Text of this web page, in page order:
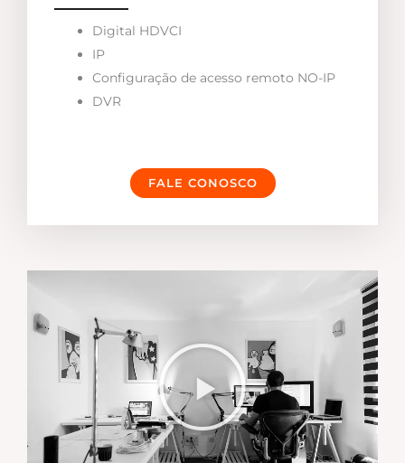
Digital HDVCI
IP
Configuração de acesso remoto NO-IP
DVR
FALE CONOSCO